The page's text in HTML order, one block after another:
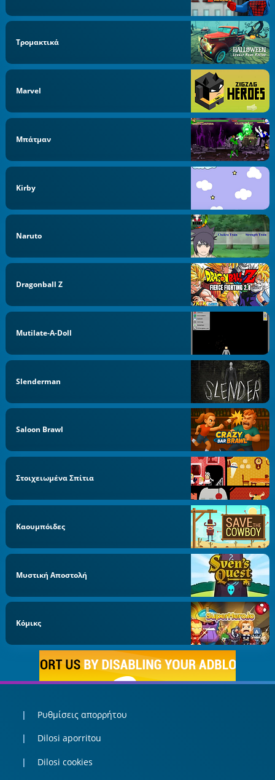
Τρομακτικά
Marvel
Μπάτμαν
Kirby
Naruto
Dragonball Z
Mutilate-A-Doll
Slenderman
Saloon Brawl
Στοιχειωμένα Σπίτια
Καουμπόιδες
Μυστική Αποστολή
Κόμικς
Ρυθμίσεις απορρήτου
Dilosi aporritou
Dilosi cookies